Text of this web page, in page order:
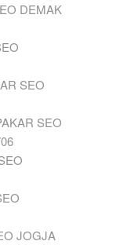
DEMAK
SEO
SEO
JOGJA